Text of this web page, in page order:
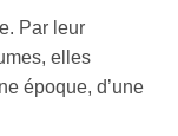
Par leur
elles
époque, d’une